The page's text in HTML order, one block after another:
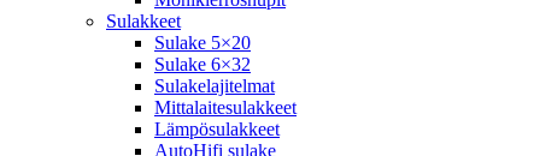
Sulakkeet
Sulake 5×20
Sulake 6×32
Sulakelajitelmat
Mittalaitesulakkeet
Lämpösulakkeet
AutoHifi sulake